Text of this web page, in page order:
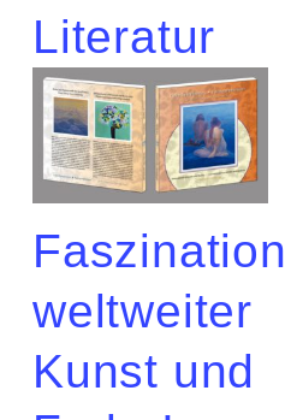
Literatur
Faszination
weltweiter
Kunst und